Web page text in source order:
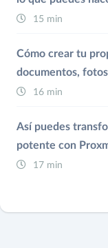
15 min
Cómo crear tu
documentos,
16 min
Así puedes
potente con
17 min